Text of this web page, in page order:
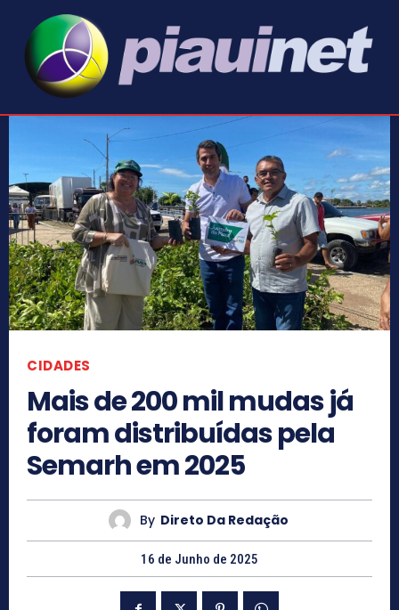
CIDADES
Mais de 200 mil mudas já
foram distribuídas pela
Semarh em 2025
By Direto Da Redação
16 de Junho de 2025